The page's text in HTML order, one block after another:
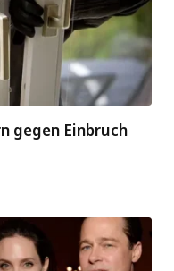
gegen Einbruch